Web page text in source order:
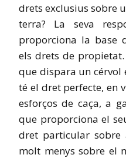
drets exclusius sobre
terra? La seva
proporciona la base
els drets de
que dispara un cérvol
té el dret perfecte, en
esforços de caça, a
que proporciona el
dret particular sobre
molt menys sobre el